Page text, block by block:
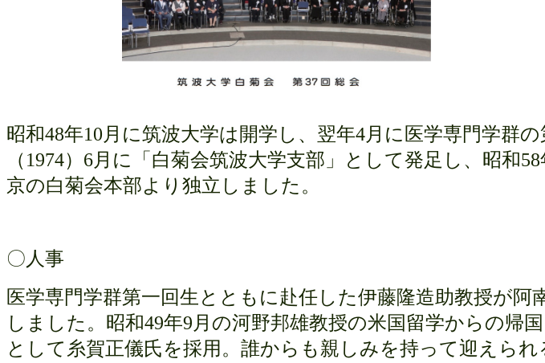
昭和48年10 月に筑波大学は開学し、翌年4月に医学専門学群の
（1974） 6月に「白菊会筑波大学支部」として発足し、昭和58
京の白菊会本部より独立しました。
〇人事
医学専門学群第一回生とともに赴任した伊藤隆造助教授が
しました。昭和49年9 月の河野邦雄教授の米国留学からの帰
として糸賀正儀氏を採用。誰からも親しみを持って迎えら